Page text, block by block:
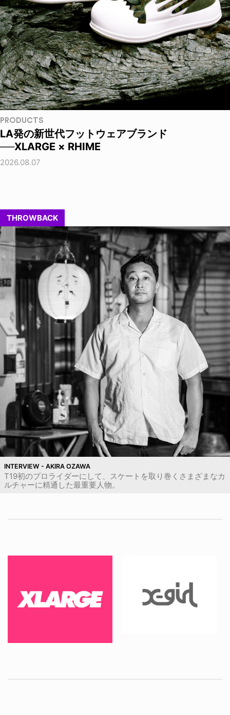
PRODUCTS
LA発の新世代フットウェアブランド
──XLARGE × RHIME
2026.08.07
THROWBACK
INTERVIEW - AKIRA OZAWA
T19初のプロライダーにして、スケートを取り巻くさまざまなカ
ルチャーに精通した最重要人物。